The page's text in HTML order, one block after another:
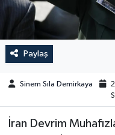
Paylaş
Sinem Sıla Demirkaya
İran Devrim